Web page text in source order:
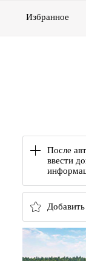
Избранное
После
ввести